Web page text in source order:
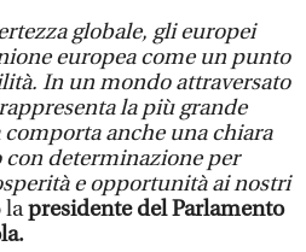
globale, gli europei
europea come un punto
In un mondo attraversato
la più grande
anche una chiara
con determinazione per
e opportunità ai nostri
lapresidente del Parlamento